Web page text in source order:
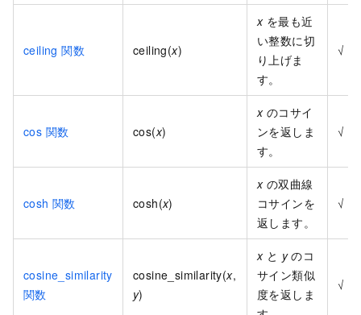
ceiling 関数 ceiling(x)
xを最も近
い整数に切
り上げま
す。
√
cos 関数 cos(x)
xのコサイ
ンを返しま
す。
√
cosh 関数 cosh(x)
xの双曲線
コサインを
返します。
√
cosine_similarity
関数
cosine_similarity(x,
y)
xと yのコ
サイン類似
度を返しま
√